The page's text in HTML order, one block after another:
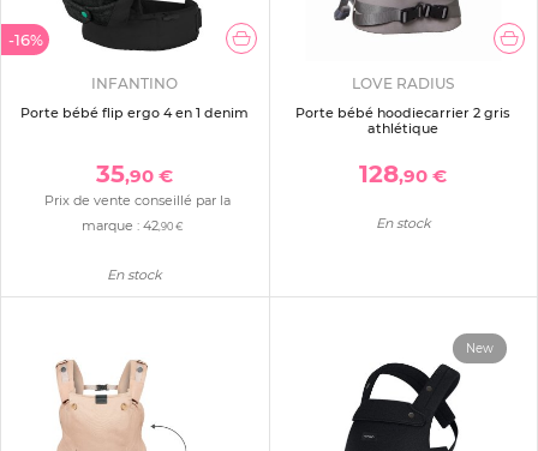
-16%
INFANTINO
Porte bébé flip ergo 4 en 1 denim
35,90 €
Prix de vente conseillé par la
marque : 42,90 €
En stock
LOVE RADIUS
Porte bébé hoodiecarrier 2 gris
athlétique
128,90 €
En stock
New